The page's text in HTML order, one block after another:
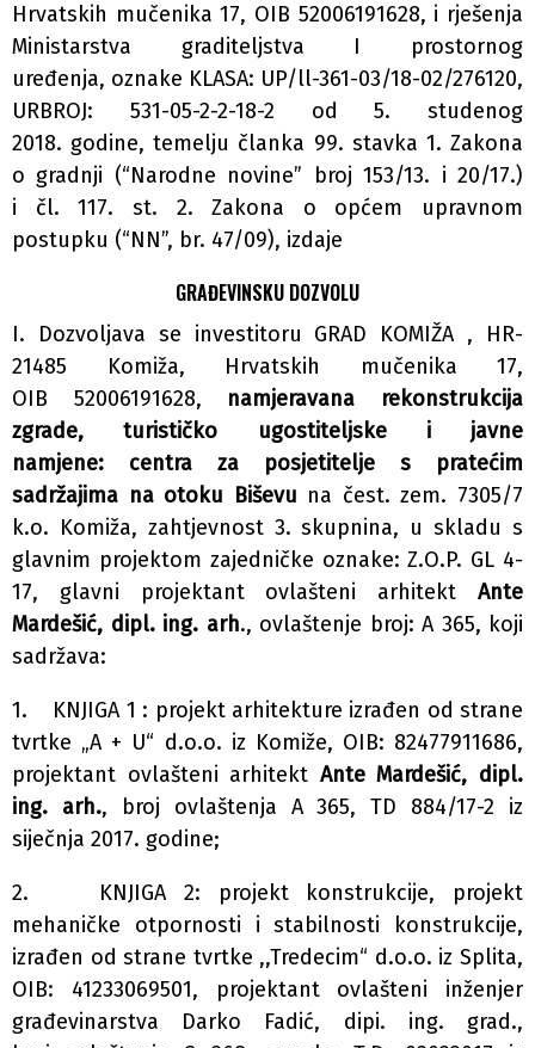
Hrvatskih mučenika 17, OIB 52006191628, i rješenja
Ministarstva graditeljstva I prostornog
uređenja, oznake KLASA: UP/ll-361-03/18-02/276120,
URBROJ: 531-05-2-2-18-2 od 5. studenog
2018. godine, temelju članka 99. stavka 1. Zakona
o gradnji (“Narodne novine” broj 153/13. i 20/17.)
i čl. 117. st. 2. Zakona o općem upravnom
postupku (“NN”, br. 47/09), izdaje
GRAĐEVINSKU DOZVOLU
I. Dozvoljava se investitoru GRAD KOMIŽA , HR-
21485 Komiža, Hrvatskih mučenika 17,
OIB 52006191628, namjeravana rekonstrukcija
zgrade, turističko ugostiteljske i javne
namjene: centra za posjetitelje s pratećim
sadržajima na otoku Biševu na čest. zem. 7305/7
k.o. Komiža, zahtjevnost 3. skupnina, u skladu s
glavnim projektom zajedničke oznake: Z.O.P. GL 4-
17, glavni projektant ovlašteni arhitekt Ante
Mardešić, dipl. ing. arh., ovlaštenje broj: A 365, koji
sadržava:
1. KNJIGA 1 : projekt arhitekture izrađen od strane
tvrtke „A + U“ d.o.o. iz Komiže, OIB: 82477911686,
projektant ovlašteni arhitekt Ante Mardešić, dipl.
ing. arh., broj ovlaštenja A 365, TD 884/17-2 iz
siječnja 2017. godine;
2. KNJIGA 2: projekt konstrukcije, projekt
mehaničke otpornosti i stabilnosti konstrukcije,
izrađen od strane tvrtke ,,Tredecim“ d.o.o. iz Splita,
OIB: 41233069501, projektant ovlašteni inženjer
građevinarstva Darko Fadić, dipi. ing. grad.,